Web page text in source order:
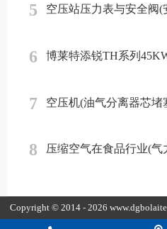
5 空压站压力表与安全阀(
6 博莱特添锐TH系列
7 空压机(油气分离器芯堵
8 压缩空气在食品行业(气
Copyright © 2014 - 2026